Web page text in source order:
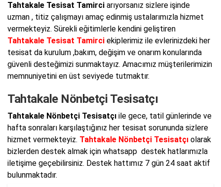
Tahtakale Tesisat Tamirci arıyorsanız sizlere işinde
uzman , titiz çalışmayı amaç edinmiş ustalarımızla hizmet
vermekteyiz. Sürekli eğitimlerle kendini geliştiren
Tahtakale Tesisat Tamirci ekiplerimiz ile evlerinizdeki her
tesisat da kurulum ,bakım, değişim ve onarım konularında
güvenli desteğimizi sunmaktayız. Amacımız müşterilerimizin
memnuniyetini en üst seviyede tutmaktır.
Tahtakale Nönbetçi Tesisatçı
Tahtakale Nönbetçi Tesisatçı ile gece, tatil günlerinde ve
hafta sonraları karşılaştığınız her tesisat sorununda sizlere
hizmet vermekteyiz. Tahtakale Nönbetçi Tesisatçı olarak
bizlerden destek almak için whatsapp destek hatlarımızla
iletişime geçebilirsiniz. Destek hattımız 7 gün 24 saat aktif
bulunmaktadır.